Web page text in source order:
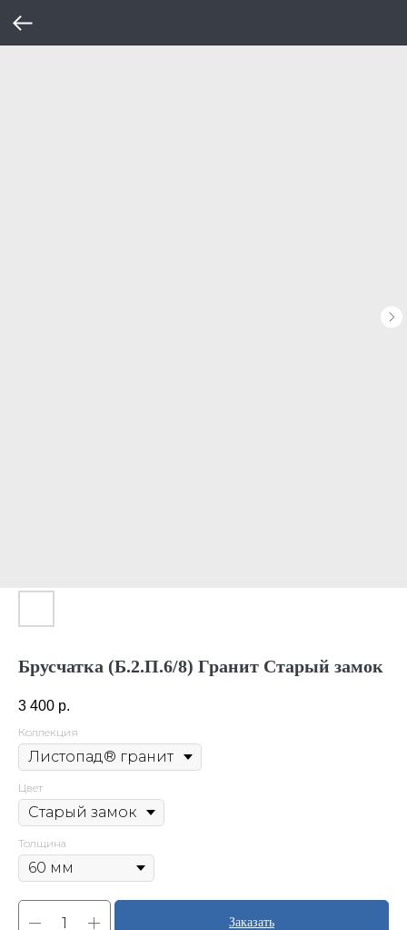
Брусчатка (Б.2.П.6/8) Гранит Старый замок
3 400 р.
Коллекция
Цвет
Толщина
Заказать